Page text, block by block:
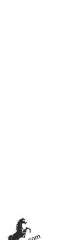
NAZWA
PRODUCENTA:
HIPPIKA